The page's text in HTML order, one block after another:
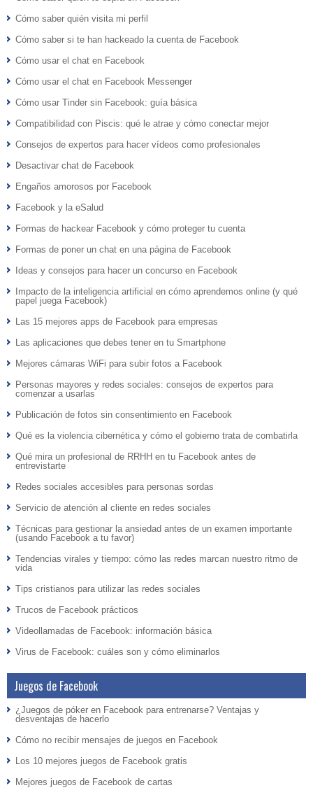
Cómo saber quién visita mi perfil
Cómo saber si te han hackeado la cuenta de Facebook
Cómo usar el chat en Facebook
Cómo usar el chat en Facebook Messenger
Cómo usar Tinder sin Facebook: guía básica
Compatibilidad con Piscis: qué le atrae y cómo conectar mejor
Consejos de expertos para hacer vídeos como profesionales
Desactivar chat de Facebook
Engaños amorosos por Facebook
Facebook y la eSalud
Formas de hackear Facebook y cómo proteger tu cuenta
Formas de poner un chat en una página de Facebook
Ideas y consejos para hacer un concurso en Facebook
Impacto de la inteligencia artificial en cómo aprendemos online (y qué
papel juega Facebook)
Las 15 mejores apps de Facebook para empresas
Las aplicaciones que debes tener en tu Smartphone
Mejores cámaras WiFi para subir fotos a Facebook
Personas mayores y redes sociales: consejos de expertos para
comenzar a usarlas
Publicación de fotos sin consentimiento en Facebook
Qué es la violencia cibernética y cómo el gobierno trata de combatirla
Qué mira un profesional de RRHH en tu Facebook antes de
entrevistarte
Redes sociales accesibles para personas sordas
Servicio de atención al cliente en redes sociales
Técnicas para gestionar la ansiedad antes de un examen importante
(usando Facebook a tu favor)
Tendencias virales y tiempo: cómo las redes marcan nuestro ritmo de
vida
Tips cristianos para utilizar las redes sociales
Trucos de Facebook prácticos
Videollamadas de Facebook: información básica
Virus de Facebook: cuáles son y cómo eliminarlos
Juegos de Facebook
¿Juegos de póker en Facebook para entrenarse? Ventajas y
desventajas de hacerlo
Cómo no recibir mensajes de juegos en Facebook
Los 10 mejores juegos de Facebook gratis
Mejores juegos de Facebook de cartas